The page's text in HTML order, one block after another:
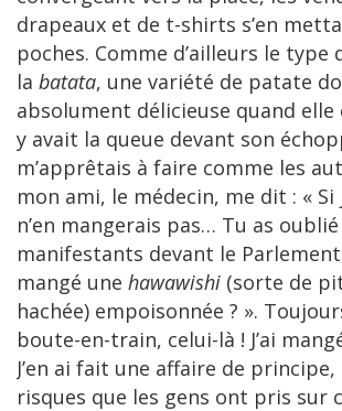
drapeaux et de t-shirts s’en
poches. Comme d’ailleurs le type
la batata, une variété de patate
absolument délicieuse quand elle
y avait la queue devant son
m’apprêtais à faire comme les
mon ami, le médecin, me dit : « Si
n’en mangerais pas… Tu as oublié
manifestants devant le
mangé une hawawishi (sorte de
hachée) empoisonnée ? ».
boute-en-train, celui-là ! J’ai
J’en ai fait une affaire de
risques que les gens ont pris sur